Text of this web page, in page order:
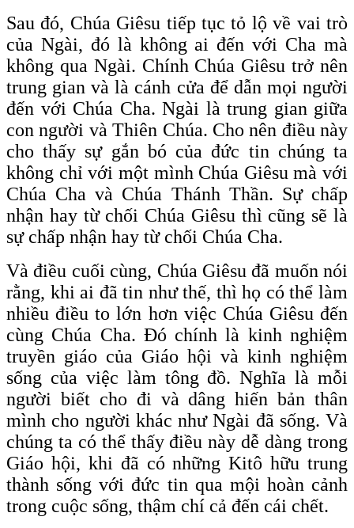
Sau đó, Chúa Giêsu tiếp tục tỏ lộ về vai trò
của Ngài, đó là không ai đến với Cha mà
không qua Ngài. Chính Chúa Giêsu trở nên
trung gian và là cánh cửa để dẫn mọi người
đến với Chúa Cha. Ngài là trung gian giữa
con người và Thiên Chúa. Cho nên điều này
cho thấy sự gắn bó của đức tin chúng ta
không chỉ với một mình Chúa Giêsu mà với
Chúa Cha và Chúa Thánh Thần. Sự chấp
nhận hay từ chối Chúa Giêsu thì cũng sẽ là
sự chấp nhận hay từ chối Chúa Cha.
Và điều cuối cùng, Chúa Giêsu đã muốn nói
rằng, khi ai đã tin như thế, thì họ có thể làm
nhiều điều to lớn hơn việc Chúa Giêsu đến
cùng Chúa Cha. Đó chính là kinh nghiệm
truyền giáo của Giáo hội và kinh nghiệm
sống của việc làm tông đồ. Nghĩa là mỗi
người biết cho đi và dâng hiến bản thân
mình cho người khác như Ngài đã sống. Và
chúng ta có thể thấy điều này dễ dàng trong
Giáo hội, khi đã có những Kitô hữu trung
thành sống với đức tin qua mội hoàn cảnh
trong cuộc sống, thậm chí cả đến cái chết.